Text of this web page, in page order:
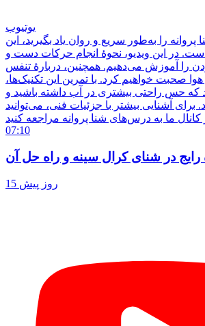
یوتیوب
پروانه را به‌طور سریع و روان یاد بگیرید، این
در این ویدیو، نحوهٔ انجام حرکات دست و
را آموزش می‌دهیم. همچنین، دربارهٔ تنفس
صحبت خواهیم کرد. با تمرین این تکنیک‌ها،
حس راحتی بیشتری در آب داشته باشید و
برای آشنایی بیشتر با جزئیات فنی، می‌توانید
07:10
رایج در شنای کرال سینه و راه حل آن
15 روز پیش